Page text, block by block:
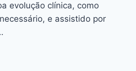
evolução clínica, como
e assistido por